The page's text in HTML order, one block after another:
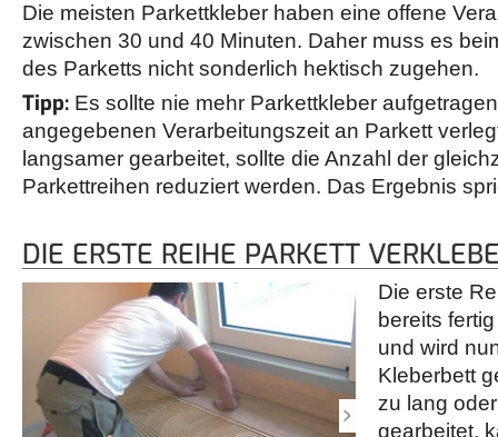
Die meisten Parkettkleber haben eine offene
zwischen 30 und 40 Minuten. Daher muss es
des Parketts nicht sonderlich hektisch zugehen.
Tipp: Es sollte nie mehr Parkettkleber
angegebenen Verarbeitungszeit an Parkett
langsamer gearbeitet, sollte die Anzahl der
Parkettreihen reduziert werden. Das Ergebnis
DIE ERSTE REIHE PARKETT
Die erste
bereits
und wird
Kleberbett
zu lang
gearbeitet,